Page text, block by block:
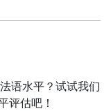
语水平？试试我们
评估吧！